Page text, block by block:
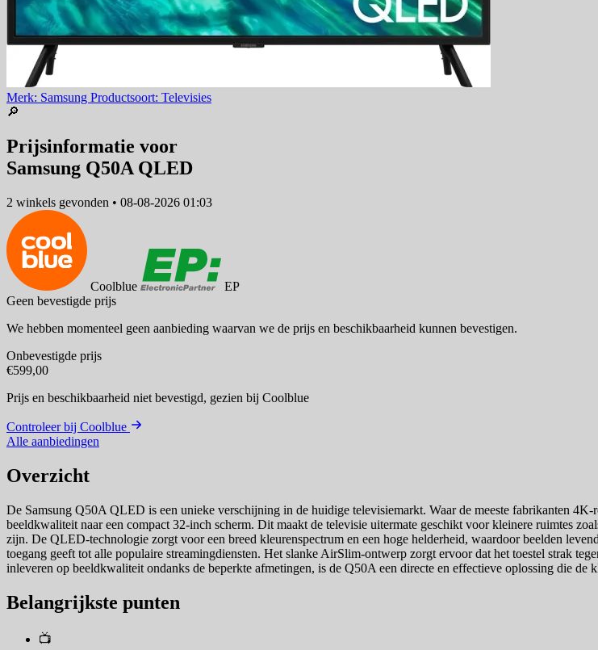
Merk: Samsung Productsoort: Televisies
🔎
Prijsinformatie voor
Samsung Q50A QLED
2 winkels gevonden • 08-08-2026 01:03
Coolblue
EP
Geen bevestigde prijs
We hebben momenteel geen aanbieding waarvan we de prijs en beschikbaarheid kunnen bevestigen.
Onbevestigde prijs
€599,00
Prijs en beschikbaarheid niet bevestigd, gezien bij Coolblue
Controleer bij Coolblue
Alle aanbiedingen
Overzicht
De Samsung Q50A QLED is een unieke verschijning in de huidige televisiemarkt. Waar de meeste fabrikanten
beeldkwaliteit naar een compact 32-inch scherm. Dit maakt de televisie uitermate geschikt voor kleinere ruimtes
zijn. De QLED-technologie zorgt voor een breed kleurenspectrum en een hoge helderheid, waardoor beelden
toegang geeft tot alle populaire streamingdiensten. Het slanke AirSlim-ontwerp zorgt ervoor dat het toestel strak
inleveren op beeldkwaliteit ondanks de beperkte afmetingen, is de Q50A een directe en effectieve oplossing die
Belangrijkste punten
📺